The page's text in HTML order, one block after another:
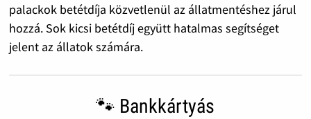
palackok betétdíja közvetlenül az állatmentéshez járul
hozzá. Sok kicsi betétdíj együtt hatalmas segítséget
jelent az állatok számára.
🐾 Bankkártyás